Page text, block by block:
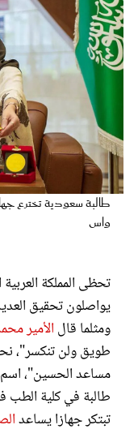
طالبة سعودية تخترع
واس
تحظى المملكة العربية
يواصلون تحقيق
ومثلما قالالأمير
طويق ولن تنكسر"،
مساعد الحسين"،
طالبة في كلية
تبتكر جهازا يساعد
فيديو
مطبخ سيدتي
مقالات الرأي
تقارير
عروس سيدتي